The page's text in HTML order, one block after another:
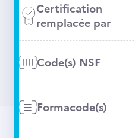
Certification
remplacée par
Code(s) NSF
Formacode(s)